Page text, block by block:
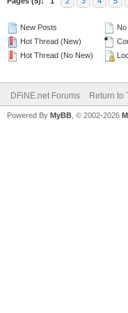
New Posts
Hot Thread (New)
Hot Thread (No New)
DFiNE.net Forums Return to
Powered By MyBB , © 2002-2026